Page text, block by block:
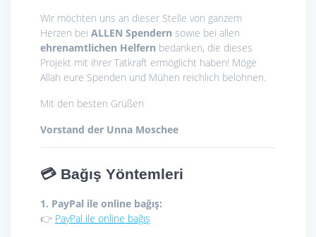
Wir möchten uns an dieser Stelle von ganzem
Herzen bei ALLEN Spendern sowie bei allen
ehrenamtlichen Helfern bedanken, die dieses
Projekt mit ihrer Tatkraft ermöglicht haben! Möge
Allah eure Spenden und Mühen reichlich belohnen.
Mit den besten Grüßen
Vorstand der Unna Moschee
💳 Bağış Yöntemleri
1. PayPal ile online bağış:
👉 PayPal ile online bağış